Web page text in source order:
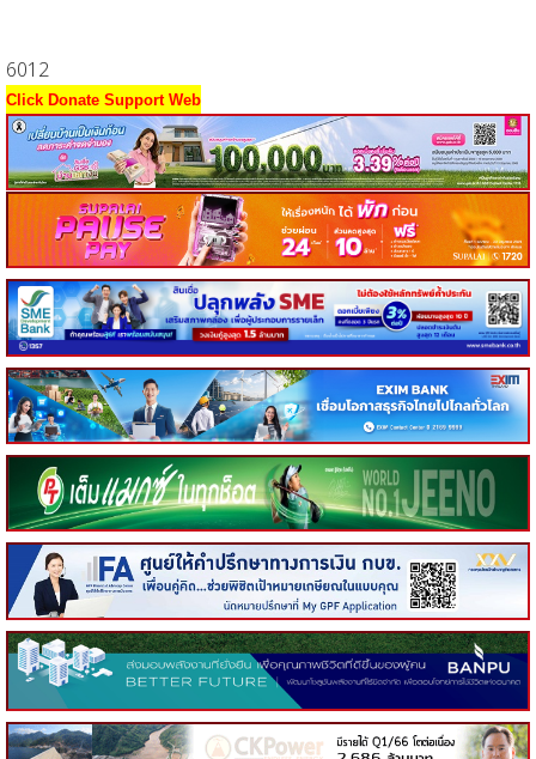
6012
Click Donate Support Web